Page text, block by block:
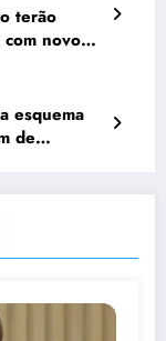
terão
novo
esquema
de